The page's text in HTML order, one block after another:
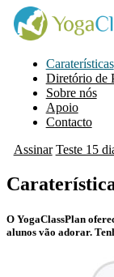
Caraterísticas
Diretório de
Sobre nós
Apoio
Contacto
Assinar Teste 15
O YogaClassPlan
alunos vão adorar.